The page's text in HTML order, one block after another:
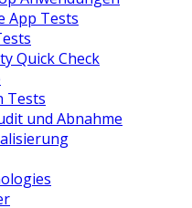
App Tests
Quick Check
Tests
und Abnahme